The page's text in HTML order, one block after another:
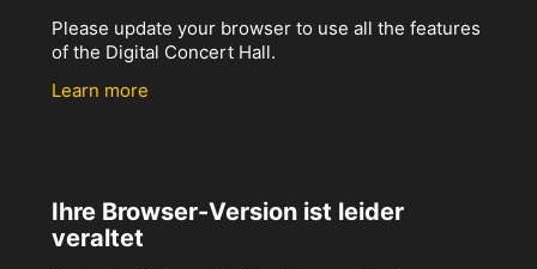
Please update your browser to use all the features
of the Digital Concert Hall.
Learn more
Ihre Browser-Version ist leider
veraltet